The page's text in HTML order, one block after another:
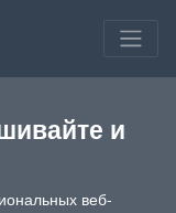
и
веб-